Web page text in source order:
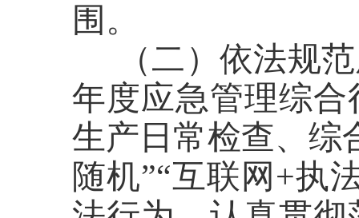
围。
（二）依法规
年度应急管理综
生产日常检查、综
随机”“互联网+执